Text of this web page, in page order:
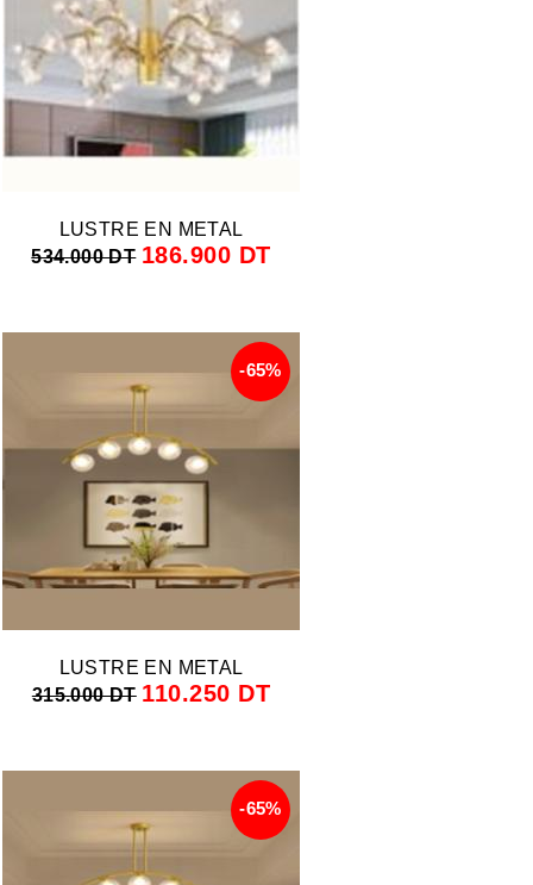
LUSTRE EN METAL
534.000 DT 186.900 DT
-65%
LUSTRE EN METAL
315.000 DT 110.250 DT
-65%